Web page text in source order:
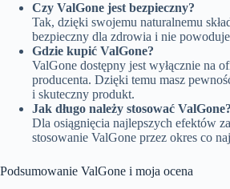
Czy ValGone jest bezpieczny?
Tak, dzięki swojemu naturalnemu
bezpieczny dla zdrowia i nie
Gdzie kupić ValGone?
ValGone dostępny jest wyłącznie na
producenta. Dzięki temu masz
i skuteczny produkt.
Jak długo należy stosować ValGone?
Dla osiągnięcia najlepszych efektów
stosowanie ValGone przez okres co
Podsumowanie ValGone i moja ocena